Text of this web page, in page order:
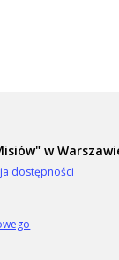
w
dostępności